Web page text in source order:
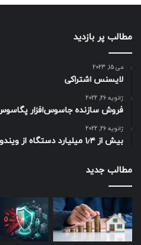
مطالب پر بازدید
می 15, 2023
لایسنس اشتراکی
ژانویه 26, 2022
فروش سازنده جاسوس‌افزار
ژانویه 26, 2022
بیش از ۱٫۴ میلیارد دستگاه از ویندوز ۱۰ و ویندوز ۱۱ استفاده می‌کنند
مطالب جدید